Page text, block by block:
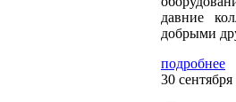
давние
добрыми
подробнее
30